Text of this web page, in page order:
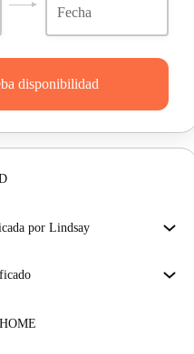
disponibilidad
por Lindsay
exactamente lo que ves en el